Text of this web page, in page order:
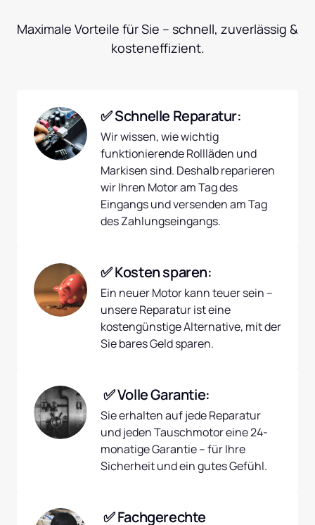
Maximale Vorteile für Sie – schnell, zuverlässig &
kosteneffizient.
✅ Schnelle Reparatur:
Wir wissen, wie wichtig
funktionierende Rollläden und
Markisen sind. Deshalb reparieren
wir Ihren Motor am Tag des
Eingangs und versenden am Tag
des Zahlungseingangs.
✅ Kosten sparen:
Ein neuer Motor kann teuer sein –
unsere Reparatur ist eine
kostengünstige Alternative, mit der
Sie bares Geld sparen.
✅ Volle Garantie:
Sie erhalten auf jede Reparatur
und jeden Tauschmotor eine 24-
monatige Garantie – für Ihre
Sicherheit und ein gutes Gefühl.